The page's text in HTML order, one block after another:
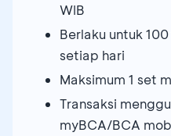
WIB
Berlaku untuk
setiap hari
Maksimum 1 set
Transaksi
myBCA/BCA